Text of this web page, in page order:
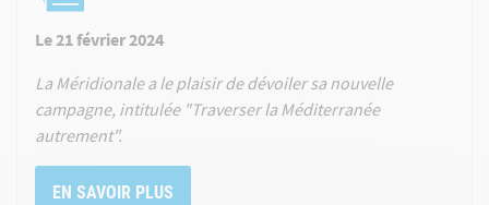
Le 21 février 2024
La Méridionale a le plaisir de dévoiler sa nouvelle
campagne, intitulée "Traverser la Méditerranée
autrement".
EN SAVOIR PLUS